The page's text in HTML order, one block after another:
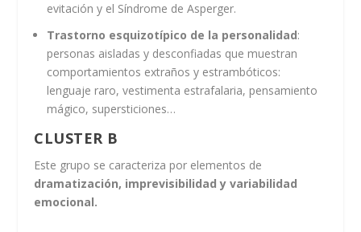
evitación y el Síndrome de Asperger.
Trastorno esquizotípico de la personalidad:
personas aisladas y desconfiadas que muestran
comportamientos extraños y estrambóticos:
lenguaje raro, vestimenta estrafalaria, pensamiento
mágico, supersticiones…
CLUSTER B
Este grupo se caracteriza por elementos de
dramatización, imprevisibilidad y variabilidad
emocional.